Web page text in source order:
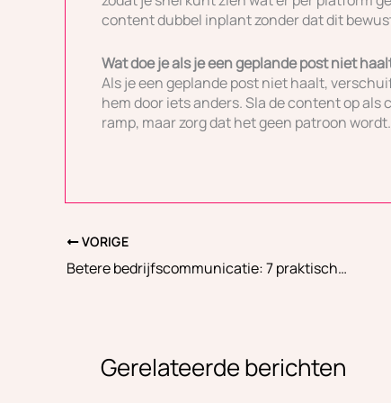
content dubbel inplant zonder dat dit
Wat doe je als je een geplande post niet
Als je een geplande post niet haalt,
hem door iets anders. Sla de content op
ramp, maar zorg dat het geen patroon
VORIGE
Betere bedrijfscommunicatie: 7 praktische tips die echt werken
Gerelateerde berichten